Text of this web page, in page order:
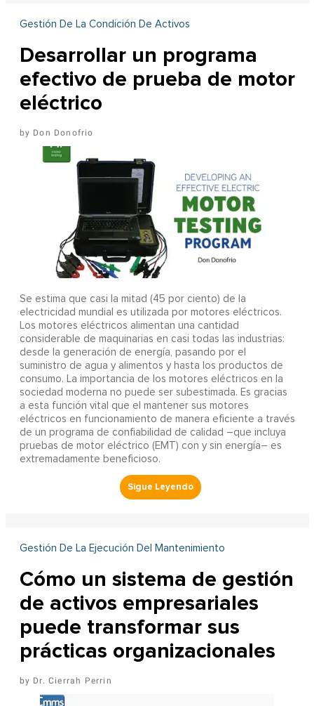
Gestión De La Condición De Activos
Desarrollar un programa
efectivo de prueba de motor
eléctrico
Don Donofrio
Se estima que casi la mitad (45 por ciento) de la
electricidad mundial es utilizada por motores eléctricos.
Los motores eléctricos alimentan una cantidad
considerable de maquinarias en casi todas las industrias:
desde la generación de energía, pasando por el
suministro de agua y alimentos y hasta los productos de
consumo. La importancia de los motores eléctricos en la
sociedad moderna no puede ser subestimada. Es gracias
a esta función vital que el mantener sus motores
eléctricos en funcionamiento de manera eficiente a través
de un programa de confiabilidad de calidad –que incluya
pruebas de motor eléctrico (EMT) con y sin energía– es
extremadamente beneficioso.
Gestión De La Ejecución Del Mantenimiento
Cómo un sistema de gestión
de activos empresariales
puede transformar sus
prácticas organizacionales
Dr. Cierrah Perrin